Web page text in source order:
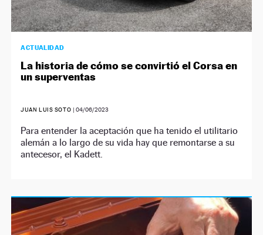
ACTUALIDAD
La historia de cómo se convirtió el Corsa en
un superventas
JUAN LUIS SOTO | 04/06/2023
Para entender la aceptación que ha tenido el utilitario
alemán a lo largo de su vida hay que remontarse a su
antecesor, el Kadett.